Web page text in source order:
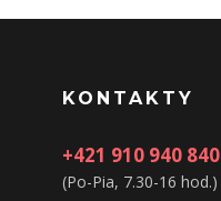
KONTAKTY
+421 910 940 840
(Po-Pia, 7.30-16 hod.)